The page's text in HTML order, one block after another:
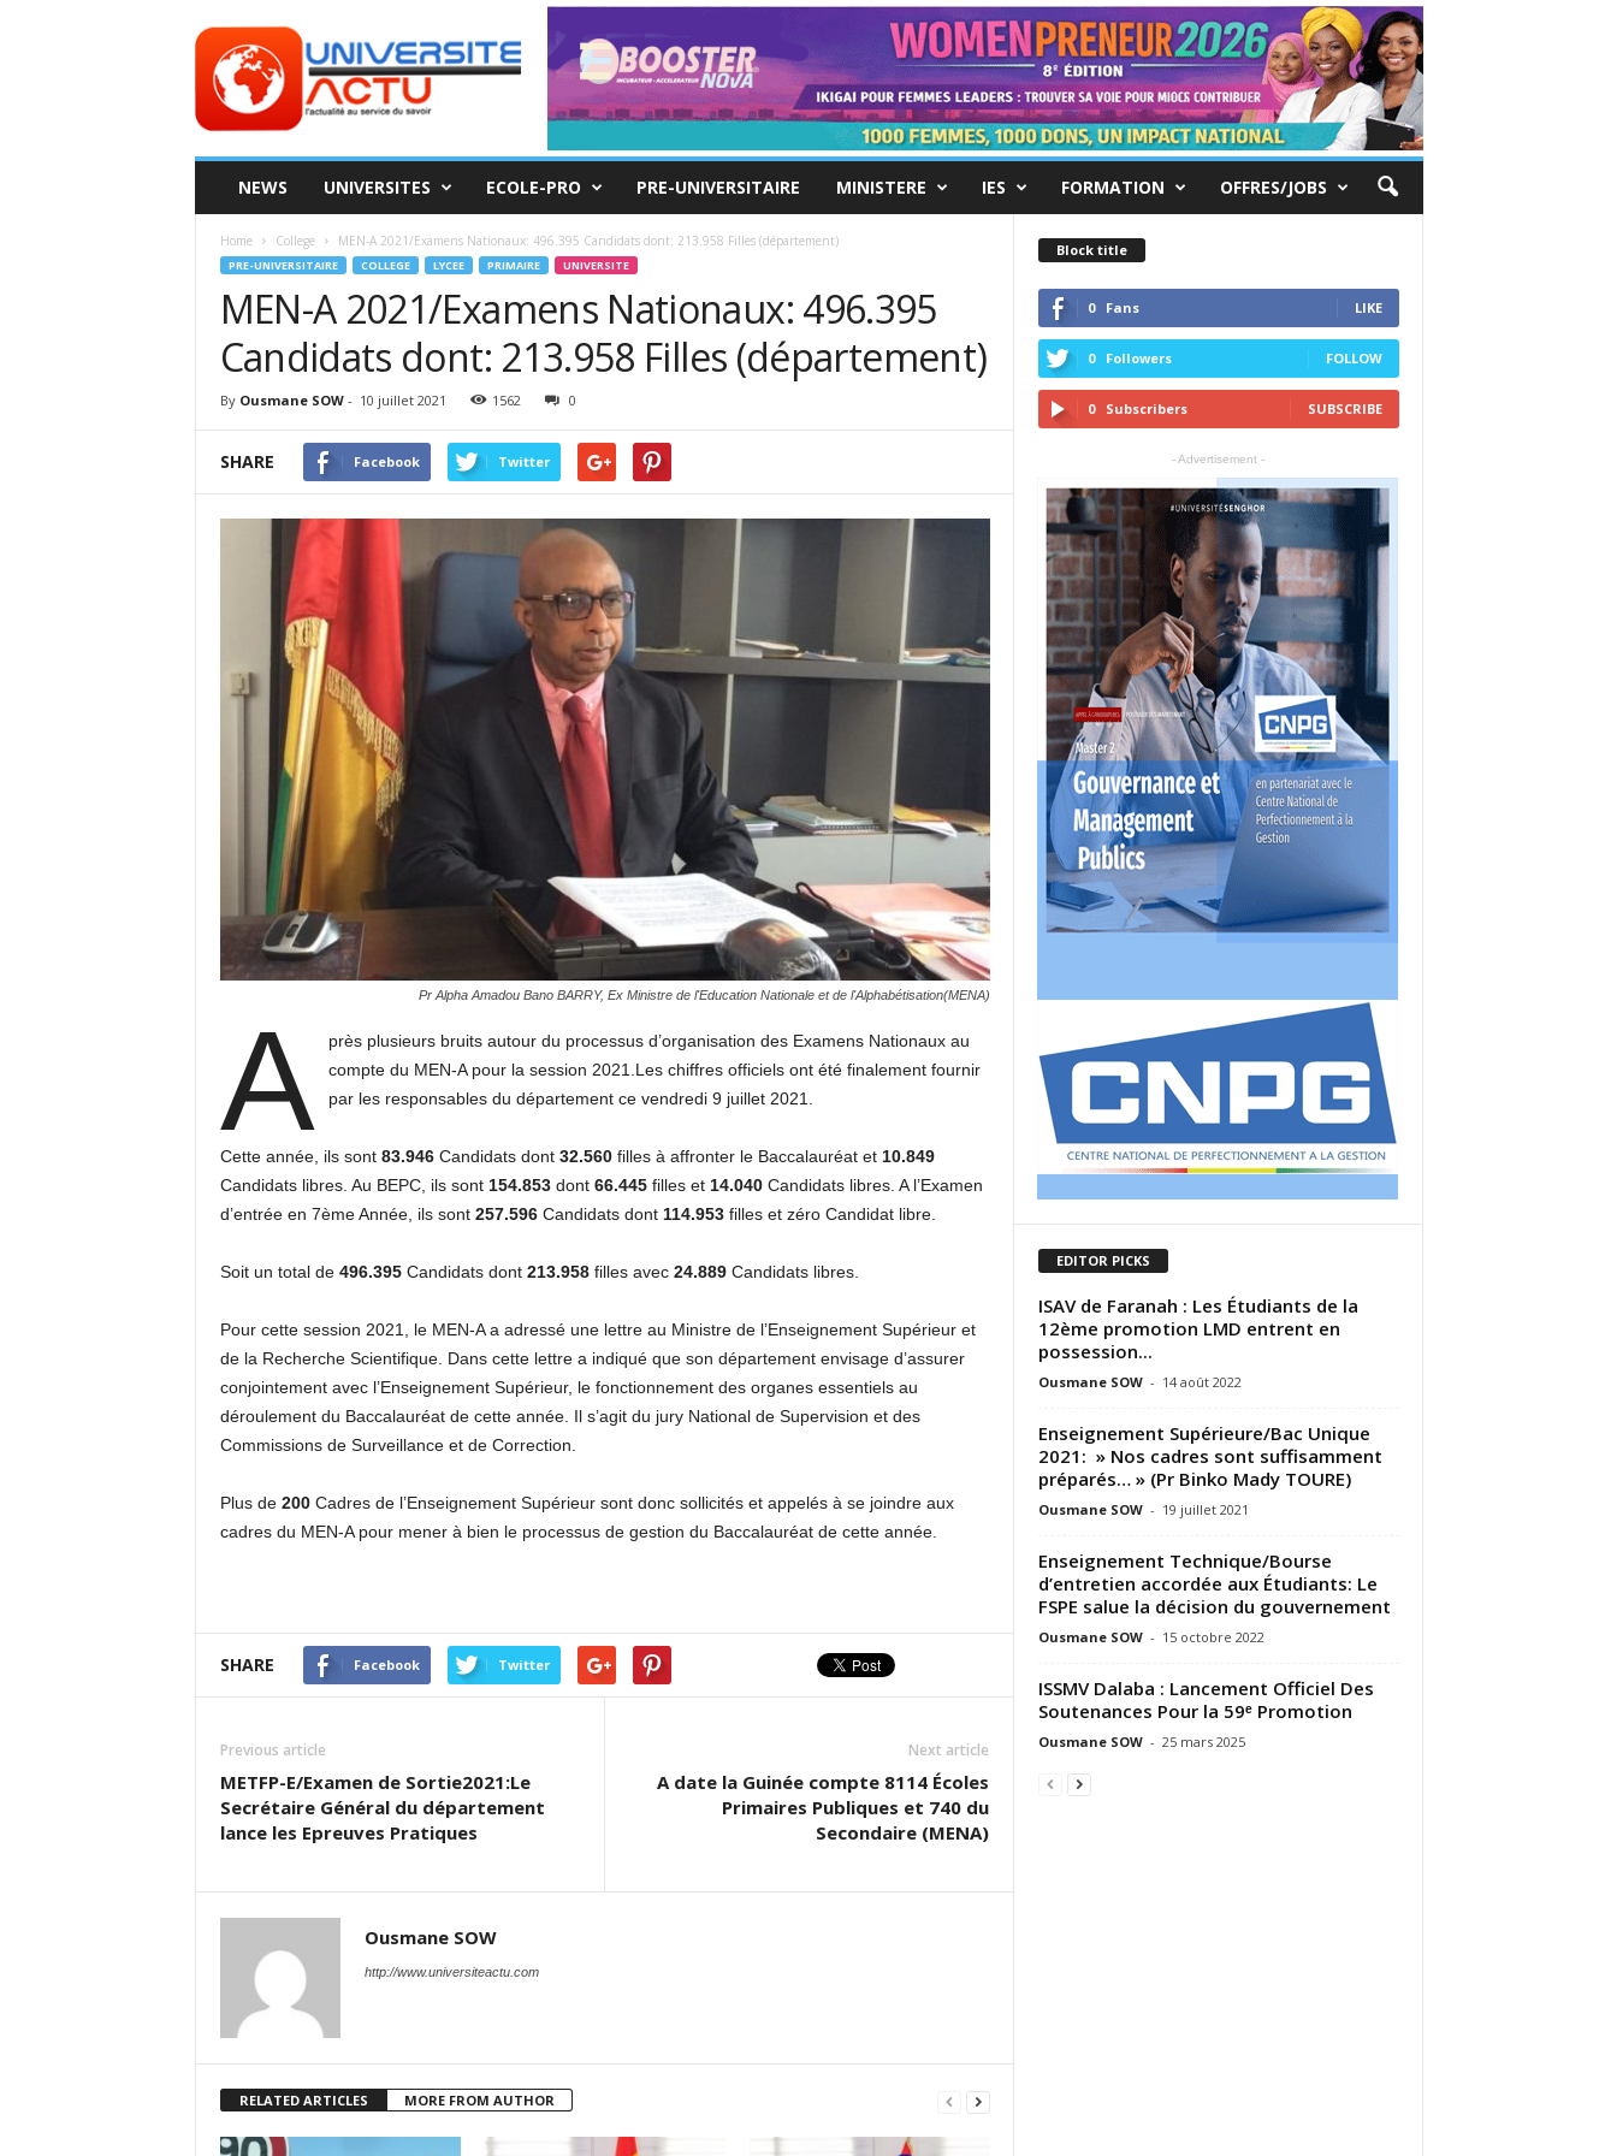
ACTU
NEWS UNIVERSITES ECOLE-PRO PRE-UNIVERSITAIRE MINISTERE IES FORMATION OFFRES/JOBS
Home College MEN-A 2021/Examens Nationaux: 496.395 Candidats dont: 213.958 Filles (département)
PRE-UNIVERSITAIRE COLLEGE LYCEE PRIMAIRE UNIVERSITE
MEN-A 2021/Examens Nationaux: 496.395
Candidats dont: 213.958 Filles (département)
By Ousmane SOW- 10 juillet 2021 1562 0
SHARE Facebook Twitter
Pr Alpha Amadou Bano BARRY, Ex Ministre de l'Education Nationale et de l'Alphabétisation(MENA)
A
près plusieurs bruits autour du processus d’organisation des Examens Nationaux au
compte du MEN-A pour la session 2021.Les chiffres officiels ont été finalement fournir
par les responsables du département ce vendredi 9 juillet 2021.
Cette année, ils sont 83.946Candidats dont 32.560filles à affronter le Baccalauréat et 10.849
Candidats libres. Au BEPC, ils sont 154.853dont 66.445filles et 14.040Candidats libres. A l’Examen
d’entrée en 7ème Année, ils sont 257.596 Candidats dont 114.953filles et zéro Candidat libre.
Soit un total de 496.395Candidats dont213.958filles avec 24.889Candidats libres.
Pour cette session 2021, le MEN-A a adressé une lettre au Ministre de l’Enseignement Supérieur et
de la Recherche Scientifique. Dans cette lettre a indiqué que son département envisage d’assurer
conjointement avec l’Enseignement Supérieur, le fonctionnement des organes essentiels au
déroulement du Baccalauréat de cette année. Il s’agit du jury National de Supervision et des
Commissions de Surveillance et de Correction.
Plus de 200Cadres de l’Enseignement Supérieur sont donc sollicités et appelés à se joindre aux
cadres du MEN-A pour mener à bien le processus de gestion du Baccalauréat de cette année.
SHARE Facebook Twitter
Previous article
METFP-E/Examen de Sortie2021:Le
Secrétaire Général du département
lance les Epreuves Pratiques
Next article
A date la Guinée compte 8114 Écoles
Primaires Publiques et 740 du
Secondaire (MENA)
Ousmane SOW
http://www.universiteactu.com
RELATED ARTICLES MORE FROM AUTHOR
Block title
0 Fans LIKE
0 Followers FOLLOW
0 Subscribers SUBSCRIBE
- Advertisement -
EDITOR PICKS
ISAV de Faranah : Les Étudiants de la
12ème promotion LMD entrent en
possession...
Ousmane SOW - 14 août 2022
Enseignement Supérieure/Bac Unique
2021: » Nos cadres sont suffisamment
préparés… » (Pr Binko Mady TOURE)
Ousmane SOW - 19 juillet 2021
Enseignement Technique/Bourse
d’entretien accordée aux Étudiants: Le
FSPE salue la décision du gouvernement
Ousmane SOW - 15 octobre 2022
ISSMV Dalaba : Lancement Officiel Des
Soutenances Pour la 59ᵉ Promotion
Ousmane SOW - 25 mars 2025